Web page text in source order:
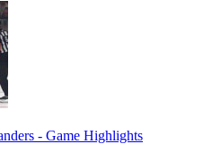
- Game Highlights